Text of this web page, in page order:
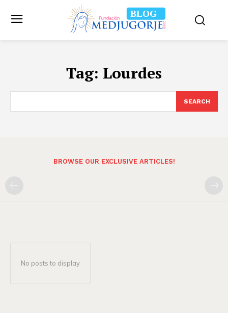
BLOG
Tag: Lourdes
SEARCH
BROWSE OUR EXCLUSIVE ARTICLES!
No posts to display